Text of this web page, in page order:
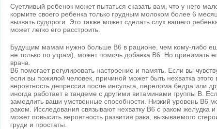
Суетливый ребенок может пытаться сказать вам, что у него
кормите своего ребенка только грудным молоком более 6
вызвать судороги. Это также может сделать слух вашего
может легко его расстроить.
Будущим мамам нужно больше B6 в рационе, чем кому-либо
не только по утрам), может помочь добавка B6. Но принимать
врача.
B6 помогает регулировать настроение и память. Если вы
если вы пожилой человек, причиной может быть нехватка
вероятность депрессии после инсульта, перелома бедра или
иногда работает в тандеме с другими витаминами группы B.
замедлить ваши умственные способности. Низкий уровень B6
раком. Исследования связывают нехватку B6 с раком желудка
может повысить вероятность развития рака, вызываемого
груди и простаты.